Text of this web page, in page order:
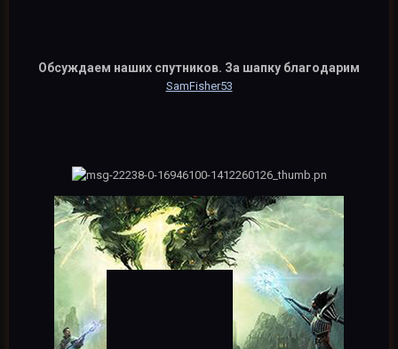
Обсуждаем наших спутников. За шапку благодарим
SamFisher53